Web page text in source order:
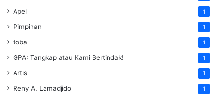
Apel 1
Pimpinan 1
toba 1
GPA: Tangkap atau Kami Bertindak! 1
Artis 1
Reny A. Lamadjido 1